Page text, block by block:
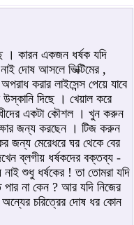
। কারন একজন ধর্ষক যদি
দোষ আসলে ভিক্টিমের ,
করার লাইসেন্স পেয়ে যাবে
দিছে । খেয়াল করে
একটা কৌশল । খুন করুন
জন্য করছেন । টিজ করুন
জন্য মেরেধরে ঘর থেকে বের
ব্লগীয় ধর্ষকদের বক্তব্য -
শুধু ধর্ষকের ! তা তোমরা যদি
না কেন ? আর যদি নিজের
অন্যের চরিত্রের দোষ ধর কোন